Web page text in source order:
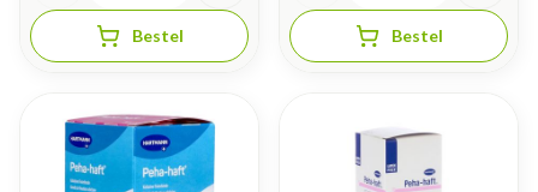
Bestel Bestel